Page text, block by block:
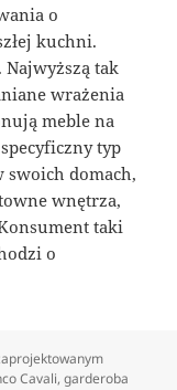
o
kuchni.
tak
wrażenia
meble na
typ
swoich domach,
wnętrza,
taki
o
Cavali,garderoba